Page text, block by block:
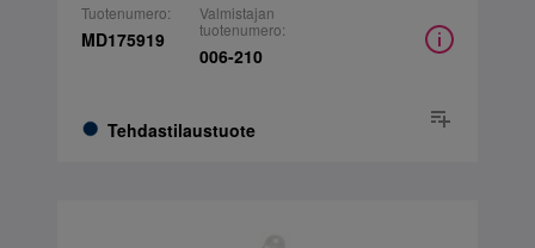
Tuotenumero:
MD175919
Tehdastilaustuote
Valmistajan
tuotenumero:
006-210